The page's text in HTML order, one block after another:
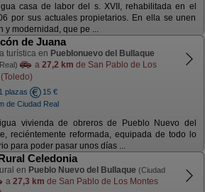
casa de labor del s. XVII, rehabilitada en el
por sus actuales propietarios. En ella se unen
y modernidad, que pe ...
de Juana
turística en Pueblonuevo del Bullaque
a 27,2 km de San Pablo de Los
plazas
15 €
de Ciudad Real
vivienda de obreros de Pueblo Nuevo del
reciéntemente reformada, equipada de todo lo
para poder pasar unos días ...
Celedonia
en Pueblo Nuevo del Bullaque (Ciudad
a 27,3 km de San Pablo de Los Montes